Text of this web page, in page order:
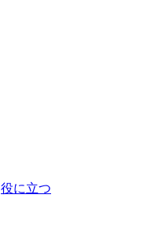
役に立つ